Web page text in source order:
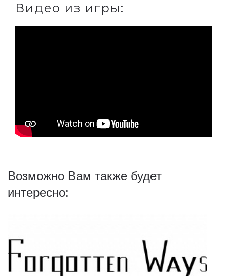
Видео из игры:
Возможно Вам также будет
интересно: